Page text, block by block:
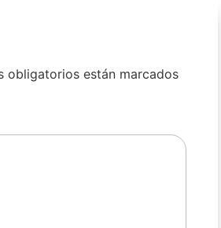
obligatorios están marcados